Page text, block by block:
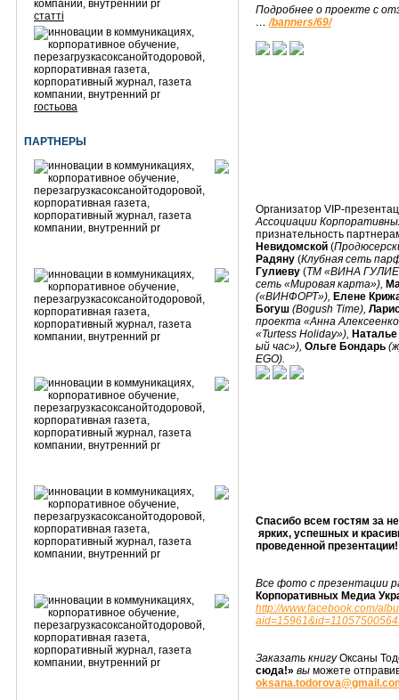
статті
гостьова
ПАРТНЕРЫ
Подробнее о проекте с
… /banners/69/
Организатор VIP-
Ассоциации
признательность
Невидомской (
Радяну (Клубная сеть
Гулиеву (ТМ «ВИНА
сеть «Мировая карта»),
(«ВИНФОРТ»), Елене
Богуш (Bogush Time),
проекта «Анна
«Turtess Holiday»),
ый час»), Ольге Бондарь
EGO).
Спасибо всем гостям за
ярких, успешных и
проведенной
Все фото с презентации
Корпоративных Медиа
http://www.facebook.com/
Заказать книгуОксаны
сюда!» вы можете